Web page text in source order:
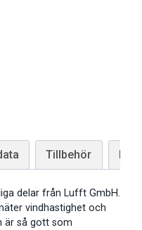
Tillbehör
delar från Lufft GmbH.
vindhastighet och
är så gott som